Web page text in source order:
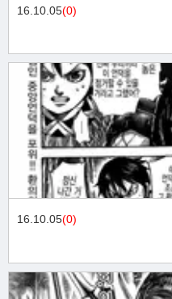
16.10.05(0)
16.10.05(0)